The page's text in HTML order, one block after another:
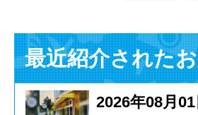
最近紹介された
2026年08月01